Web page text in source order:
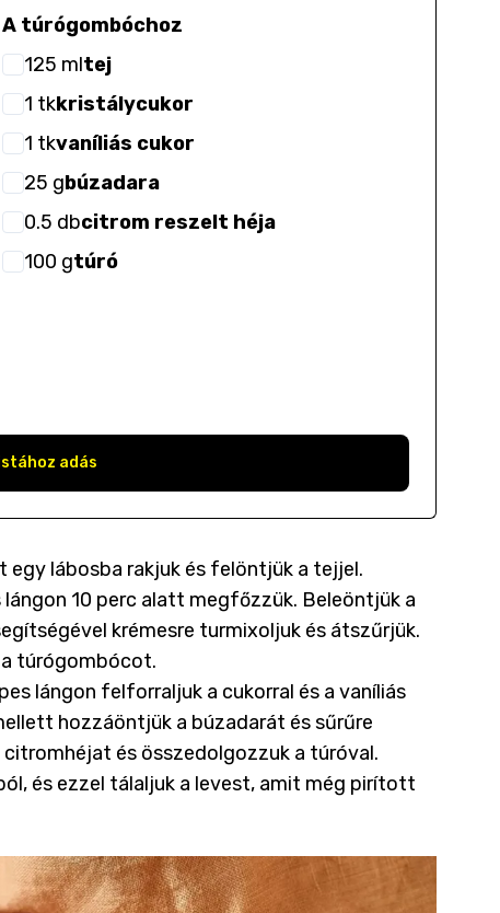
A túrógombóchoz
125 mltej
1 tkkristálycukor
1 tkvaníliás cukor
25 gbúzadara
0.5 dbcitrom reszelt héja
100 gtúró
adás
lábosba rakjuk és felöntjük a tejjel.
10 perc alatt megfőzzük. Beleöntjük a
krémesre turmixoljuk és átszűrjük.
túrógombócot.
lángon felforraljuk a cukorral és a vaníliás
hozzáöntjük a búzadarát és sűrűre
és összedolgozzuk a túróval.
és ezzel tálaljuk a levest, amit még pirított